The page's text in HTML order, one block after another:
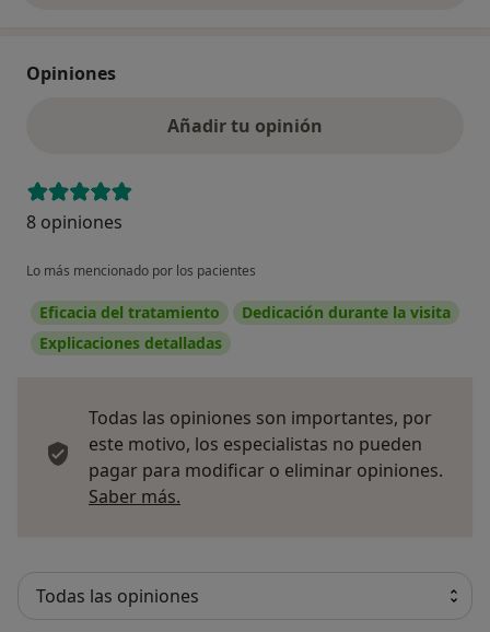
Opiniones
Añadir tu opinión
8 opiniones
Lo más mencionado por los pacientes
Eficacia del tratamiento
Dedicación durante la visita
Explicaciones detalladas
Todas las opiniones son importantes, por
este motivo, los especialistas no pueden
pagar para modificar o eliminar opiniones.
Saber más.